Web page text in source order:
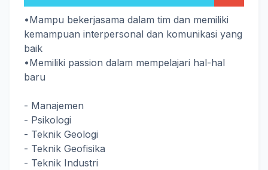
•Mampu bekerjasama dalam tim dan memiliki
kemampuan interpersonal dan komunikasi yang
baik
•Memiliki passion dalam mempelajari hal-hal
baru
- Manajemen
- Psikologi
- Teknik Geologi
- Teknik Geofisika
- Teknik Industri